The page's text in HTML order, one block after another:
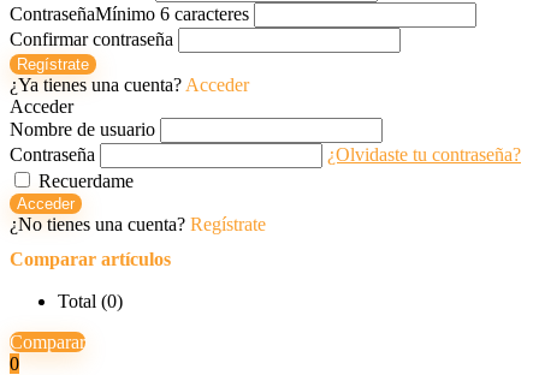
ContraseñaMínimo 6 caracteres
Confirmar contraseña
Regístrate
¿Ya tienes una cuenta? Acceder
Acceder
Nombre de usuario
Contraseña
¿Olvidaste tu contraseña?
Recuerdame
Acceder
¿No tienes una cuenta? Regístrate
Comparar artículos
Total (0)
Comparar
0